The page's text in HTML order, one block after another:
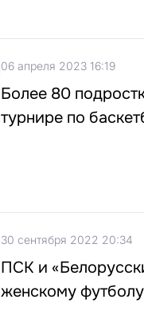
06 апреля 2023 16:19
Более 80
турнире по
30 сентября 2022 20:34
ПСК и
женскому